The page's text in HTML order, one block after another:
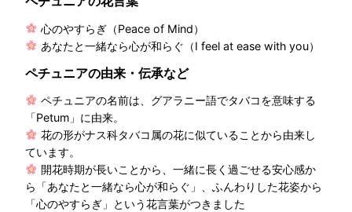
心のやすらぎ（Peace of Mind）
あなたと一緒なら心が和らぐ（I feel at ease with you）
ペチュニアの由来・伝承など
ペチュニアの名前は、グアラニー語でタバコを意味する
「Petum」に由来。
花の形がナス科タバコ属の花に似ていることから由来し
ています。
開花時期が長いことから、一緒に長く過ごせる安心感か
ら「あなたと一緒なら心が和らぐ」、ふんわりした花姿から
「心のやすらぎ」という花言葉がつきました